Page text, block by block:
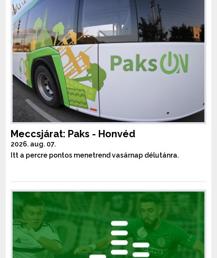
Meccsjárat: Paks - Honvéd
2026. aug. 07.
Itt a percre pontos menetrend vasárnap délutánra.